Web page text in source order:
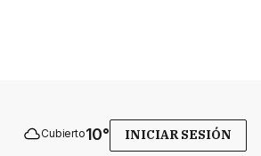
Cubierto10° INICIAR SESIÓN